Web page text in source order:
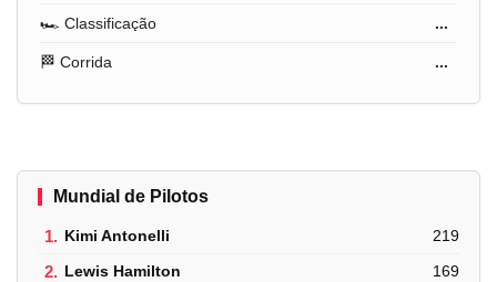
🏎️ Classificação ...
🏁 Corrida ...
Mundial de Pilotos
1. Kimi Antonelli 219
2. Lewis Hamilton 169